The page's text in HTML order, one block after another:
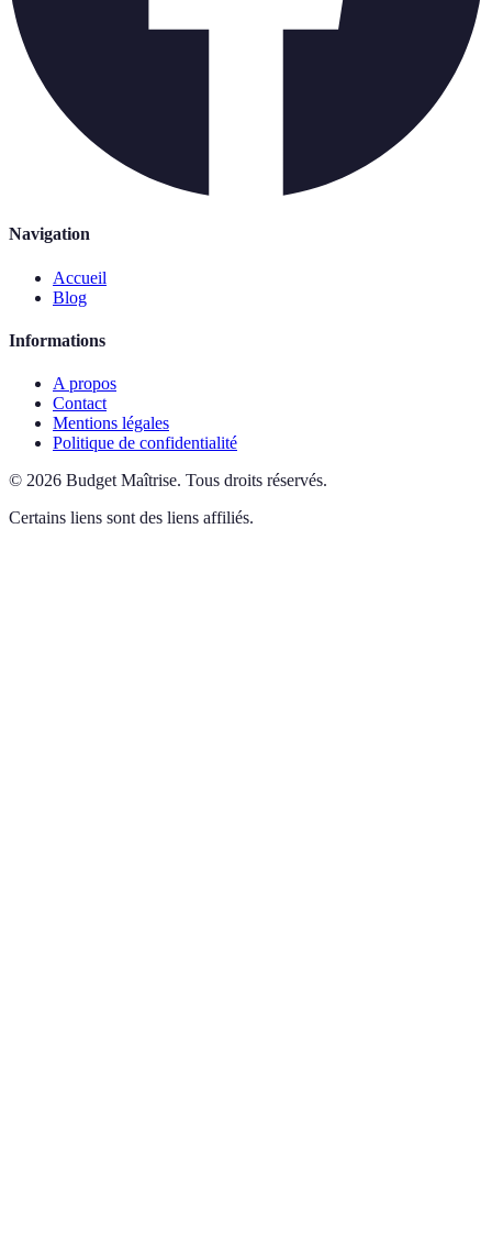
Navigation
Accueil
Blog
Informations
A propos
Contact
Mentions légales
Politique de confidentialité
© 2026 Budget Maîtrise. Tous droits réservés.
Certains liens sont des liens affiliés.